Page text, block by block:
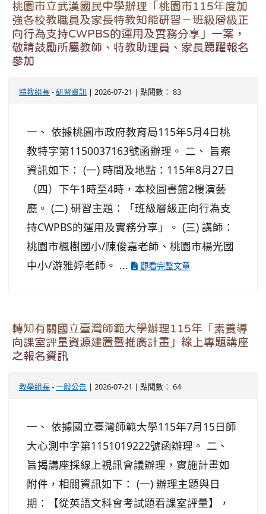
桃園市立武漢國民中學辦理「桃園市115年度加
強各校教職員及家長特教知能研習－班級層級正
向行為支持CWPBS的運用及實務分享」一案，
敬請鼓勵所屬教師、特教助理員、家長踴躍報名
參加
特教組長-研習資訊 | 2026-07-21 | 點閱數： 83
一、 依據桃園市政府教育局115年5月4日桃
教特字第1150037163號函辦理。 二、 旨案
資訊如下： (一) 時間及地點：115年8月27日
（四）下午1時至4時，本校圖書館2樓演藝
廳。 (二) 研習主題：「班級層級正向行為支
持CWPBS的運用及實務分享」。 (三) 講師：
桃園市楓樹國小/陳俊嘉老師、桃園市楊光國
中小/游雅婷老師。 ...
觀看完整文章
轉知有關國立臺灣師範大學辦理115年「素養導
向課室評量資源建置暨推廣計畫」線上專題講座
之報名資訊
教學組長-一般公告 | 2026-07-21 | 點閱數： 64
一、 依據國立臺灣師範大學115年7月15日師
大心測中字第1151019222號函辦理。 二、
旨揭講座採線上視訊會議辦理，實施計畫如
附件，相關資訊如下： (一) 辦理主題與日
期：【從英語文科會考試題看課室評量】，